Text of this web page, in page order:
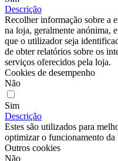
Descrição
Recolher informação sobre a
na loja, geralmente anónima,
que o utilizador seja
de obter relatórios sobre os
serviços oferecidos pela loja.
Cookies de desempenho
Não
Sim
Descrição
Estes são utilizados para
optimizar o funcionamento da
Outros cookies
Não